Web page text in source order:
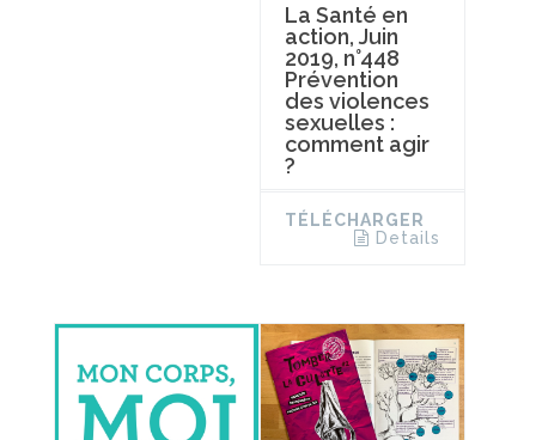
La Santé en
action, Juin
2019, n°448
Prévention
des violences
sexuelles :
comment agir
?
TÉLÉCHARGER
Details